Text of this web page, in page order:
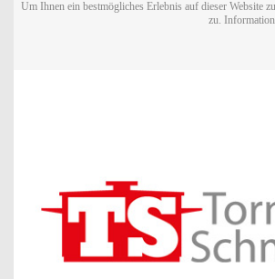
Um Ihnen ein bestmögliches Erlebnis auf dieser Website
zu.